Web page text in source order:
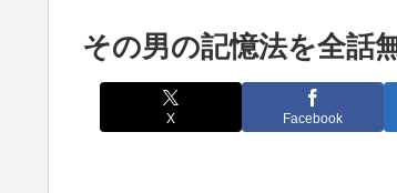
その男の記憶法を全話
X Facebook